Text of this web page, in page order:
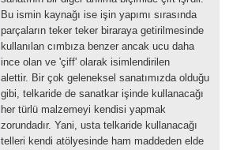
Bu ismin kaynağı ise işin yapımı sırasında
parçaların teker teker biraraya getirilmesinde
kullanılan cımbıza benzer ancak ucu daha
ince olan ve 'çiff' olarak isimlendirilen
alettir. Bir çok geleneksel sanatımızda olduğu
gibi, telkaride de sanatkar işinde kullanacağı
her türlü malzemeyi kendisi yapmak
zorundadır. Yani, usta telkaride kullanacağı
telleri kendi atölyesinde ham maddeden elde